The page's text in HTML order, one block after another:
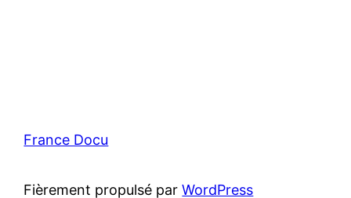
France Docu
Fièrement propulsé parWordPress